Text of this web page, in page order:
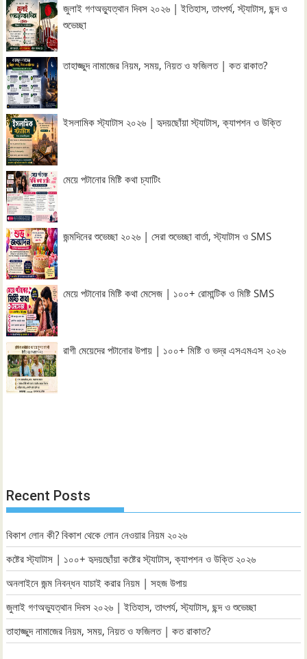
জুলাই গণঅভ্যুত্থান দিবস ২০২৬ | ইতিহাস, তাৎপর্য, স্ট্যাটাস, ছন্দ ও
শুভেচ্ছা
তাহাজ্জুদ নামাজের নিয়ম, সময়, নিয়ত ও ফজিলত | কত রাকাত?
ইসলামিক স্ট্যাটাস ২০২৬ | হৃদয়ছোঁয়া স্ট্যাটাস, ক্যাপশন ও উক্তি
মেয়ে পটানোর মিষ্টি কথা চ্যাটিং
জন্মদিনের শুভেচ্ছা ২০২৬ | সেরা শুভেচ্ছা বার্তা, স্ট্যাটাস ও SMS
মেয়ে পটানোর মিষ্টি কথা মেসেজ | ১০০+ রোমান্টিক ও মিষ্টি SMS
রাগী মেয়েদের পটানোর উপায় | ১০০+ মিষ্টি ও ভদ্র এসএমএস ২০২৬
Recent Posts
বিকাশ লোন কী? বিকাশ থেকে লোন নেওয়ার নিয়ম ২০২৬
কষ্টের স্ট্যাটাস | ১০০+ হৃদয়ছোঁয়া কষ্টের স্ট্যাটাস, ক্যাপশন ও উক্তি ২০২৬
অনলাইনে জন্ম নিবন্ধন যাচাই করার নিয়ম | সহজ উপায়
জুলাই গণঅভ্যুত্থান দিবস ২০২৬ | ইতিহাস, তাৎপর্য, স্ট্যাটাস, ছন্দ ও শুভেচ্ছা
তাহাজ্জুদ নামাজের নিয়ম, সময়, নিয়ত ও ফজিলত | কত রাকাত?